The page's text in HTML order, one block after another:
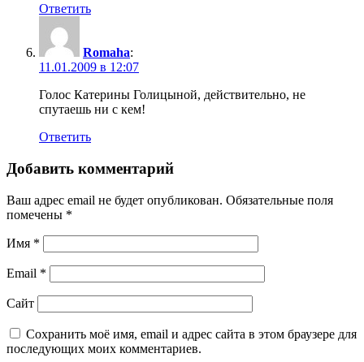
Ответить
Romaha:
11.01.2009 в 12:07
Голос Катерины Голицыной, действительно, не
спутаешь ни с кем!
Ответить
Добавить комментарий
Ваш адрес email не будет опубликован. Обязательные поля
помечены *
Имя *
Email *
Сайт
Сохранить моё имя, email и адрес сайта в этом браузере для
последующих моих комментариев.